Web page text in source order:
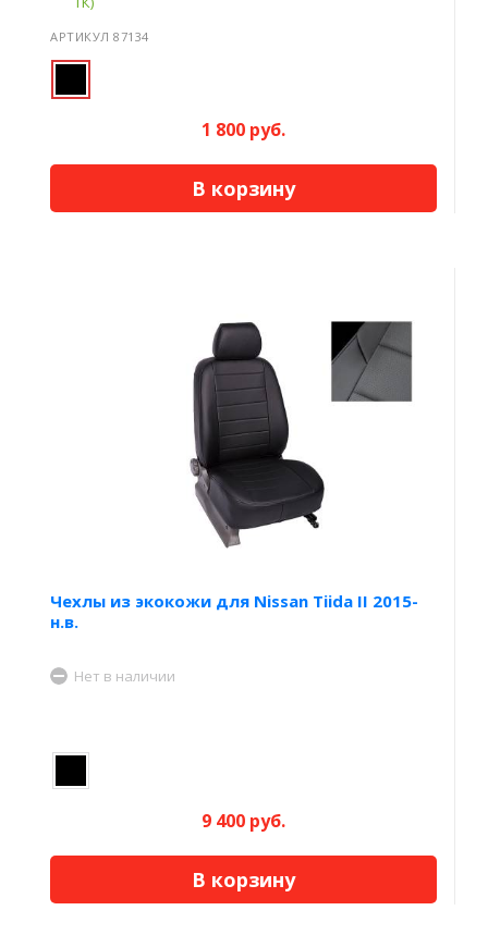
АРТИКУЛ 87134
1 800 руб.
В корзину
Чехлы из экокожи для Nissan Tiida II 2015-
н.в.
Нет в наличии
9 400 руб.
В корзину